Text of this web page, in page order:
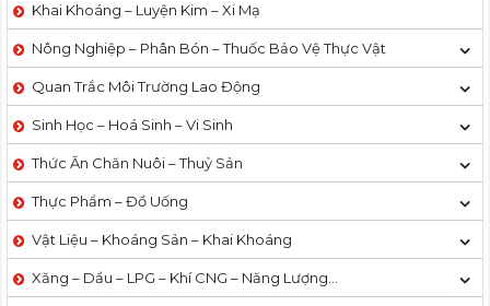
Khai Khoáng – Luyện Kim – Xi Mạ
Nông Nghiệp – Phân Bón – Thuốc Bảo Vệ Thực Vật
Quan Trắc Môi Trường Lao Động
Sinh Học – Hoá Sinh – Vi Sinh
Thức Ăn Chăn Nuôi – Thuỷ Sản
Thực Phẩm – Đồ Uống
Vật Liệu – Khoáng Sản – Khai Khoáng
Xăng – Dầu – LPG – Khí CNG – Năng Lượng…